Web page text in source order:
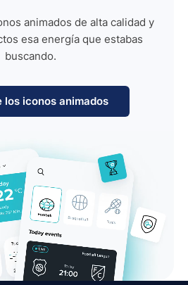
animados de alta calidad y
esa energía que estabas
buscando.
los iconos animados